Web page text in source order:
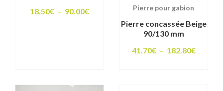
18.50€ – 90.00€Plage
Pierre pour gabion
Pierre concassée Beige
90/130 mm
41.70€ – 182.80€Plage